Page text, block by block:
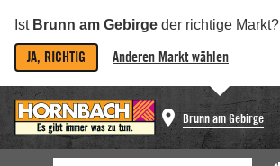
Ist Brunn am Gebirge der richtige Markt?
JA, RICHTIG Anderen Markt wählen
Brunn am Gebirge